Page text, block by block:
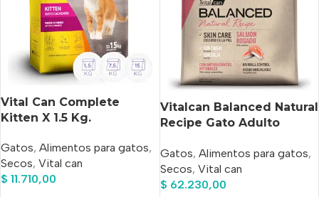
Vital Can Complete
Kitten X 1.5 Kg.
Gatos, Alimentos para gatos,
Secos, Vital can
$ 11.710,00
Vitalcan Balanced Natural
Recipe Gato Adulto
Gatos, Alimentos para gatos,
Secos, Vital can
$ 62.230,00